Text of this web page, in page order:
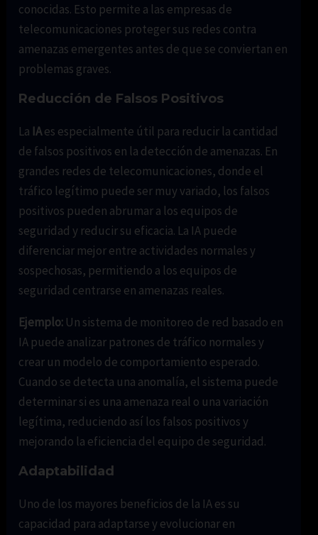
conocidas. Esto permite a las empresas de
telecomunicaciones proteger sus redes contra
amenazas emergentes antes de que se conviertan en
problemas graves.
Reducción de Falsos Positivos
La IAes especialmente útil para reducir la cantidad
de falsos positivos en la detección de amenazas. En
grandes redes de telecomunicaciones, donde el
tráfico legítimo puede ser muy variado, los falsos
positivos pueden abrumar a los equipos de
seguridad y reducir su eficacia. La IA puede
diferenciar mejor entre actividades normales y
sospechosas, permitiendo a los equipos de
seguridad centrarse en amenazas reales.
Ejemplo: Un sistema de monitoreo de red basado en
IA puede analizar patrones de tráfico normales y
crear un modelo de comportamiento esperado.
Cuando se detecta una anomalía, el sistema puede
determinar si es una amenaza real o una variación
legítima, reduciendo así los falsos positivos y
mejorando la eficiencia del equipo de seguridad.
Adaptabilidad
Uno de los mayores beneficios de la IA es su
capacidad para adaptarse y evolucionar en